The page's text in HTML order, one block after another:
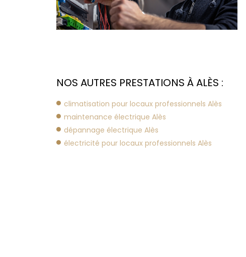
NOS AUTRES PRESTATIONS À ALÈS :
climatisation pour locaux professionnels Alès
maintenance électrique Alès
dépannage électrique Alès
électricité pour locaux professionnels Alès